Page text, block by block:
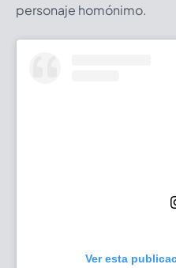
personaje homónimo.
Ver esta